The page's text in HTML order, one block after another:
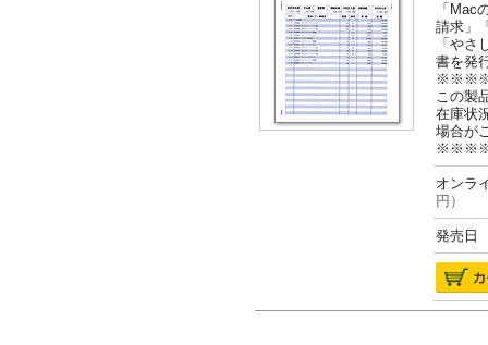
「Mac
請求」
「や
書を発
この製
在庫状
場合が
オン
円）
発売日